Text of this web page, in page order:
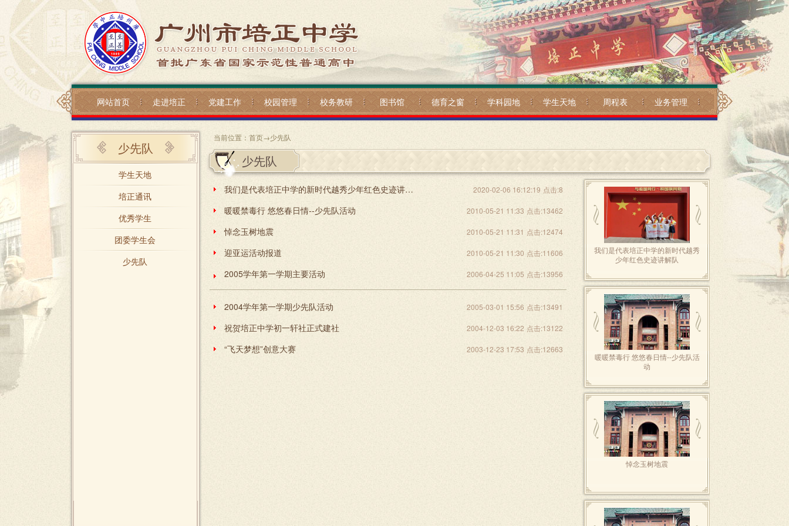
网站首页 走进培正 党建工作 校园管理 校务教研 图书馆 德育之窗 学科园地 学生天地 周程表 业务管理
少先队
学生天地
培正通讯
优秀学生
团委学生会
少先队
当前位置： 首页→少先队
少先队
我们是代表培正中学的新时代越秀少年红色史迹讲解队 2020-02-06 16:12:19 点击:8
暖暖禁毒行 悠悠春日情--少先队活动 2010-05-21 11:33 点击:13462
悼念玉树地震 2010-05-21 11:31 点击:12474
迎亚运活动报道 2010-05-21 11:30 点击:11606
2005学年第一学期主要活动 2006-04-25 11:05 点击:13956
2004学年第一学期少先队活动 2005-03-01 15:56 点击:13491
祝贺培正中学初一轩社正式建社 2004-12-03 16:22 点击:13122
“飞天梦想”创意大赛 2003-12-23 17:53 点击:12663
我们是代表培正中学的新时代越秀
少年红色史迹讲解队
暖暖禁毒行 悠悠春日情--少先队活
动
悼念玉树地震